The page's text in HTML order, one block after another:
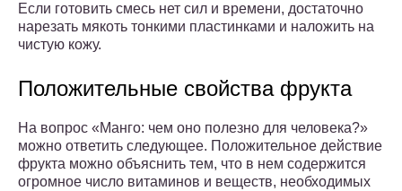
Если готовить смесь нет сил и времени, достаточно
нарезать мякоть тонкими пластинками и наложить на
чистую кожу.
Положительные свойства фрукта
На вопрос «Манго: чем оно полезно для человека?»
можно ответить следующее. Положительное действие
фрукта можно объяснить тем, что в нем содержится
огромное число витаминов и веществ, необходимых